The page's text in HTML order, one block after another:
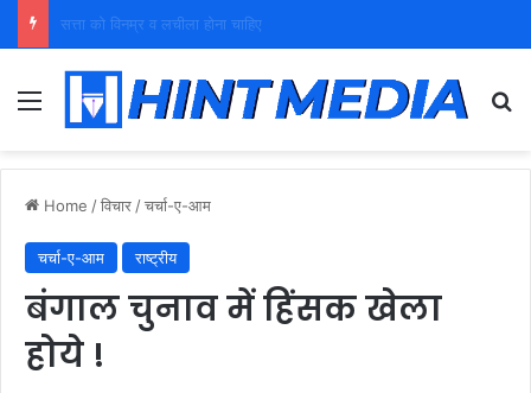
युवा शक्ति को पहचाने बूढ़ा नेतृत्व
Menu
Home /विचार /चर्चा-ए-आम
चर्चा-ए-आम राष्ट्रीय
बंगाल चुनाव में हिंसक खेला
होये !